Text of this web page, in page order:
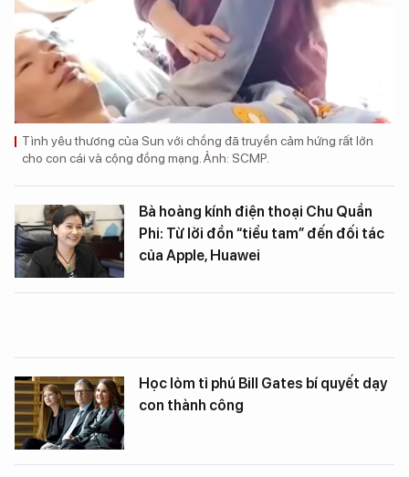
Tình yêu thương của Sun với chồng đã truyền cảm hứng rất lớn
cho con cái và cộng đồng mạng. Ảnh: SCMP.
Bà hoàng kính điện thoại Chu Quần
Phi: Từ lời đồn “tiểu tam” đến đối tác
của Apple, Huawei
Học lỏm tỉ phú Bill Gates bí quyết dạy
con thành công